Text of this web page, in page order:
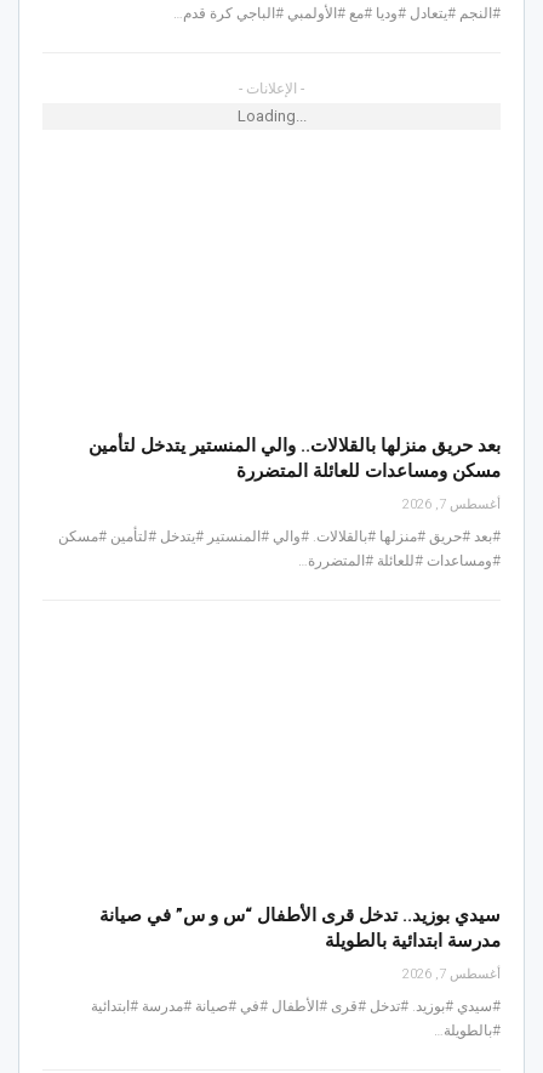
#النجم #يتعادل #وديا #مع #الأولمبي #الباجي كرة قدم…
- الإعلانات -
Loading...
بعد حريق منزلها بالقلالات.. والي المنستير يتدخل لتأمين
مسكن ومساعدات للعائلة المتضررة
أغسطس 7, 2026
#بعد #حريق #منزلها #بالقلالات. #والي #المنستير #يتدخل #لتأمين #مسكن
#ومساعدات #للعائلة #المتضررة…
سيدي بوزيد.. تدخل قرى الأطفال “س و س” في صيانة
مدرسة ابتدائية بالطويلة
أغسطس 7, 2026
#سيدي #بوزيد. #تدخل #قرى #الأطفال #في #صيانة #مدرسة #ابتدائية
#بالطويلة…